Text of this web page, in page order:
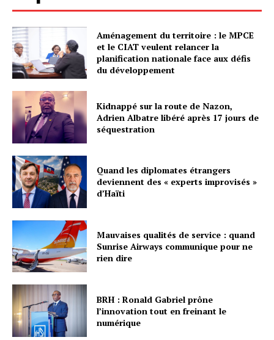
Aménagement du territoire : le MPCE
et le CIAT veulent relancer la
planification nationale face aux défis
du développement
Kidnappé sur la route de Nazon,
Adrien Albatre libéré après 17 jours de
séquestration
Quand les diplomates étrangers
deviennent des « experts improvisés »
d’Haïti
Mauvaises qualités de service : quand
Sunrise Airways communique pour ne
rien dire
BRH : Ronald Gabriel prône
l’innovation tout en freinant le
numérique